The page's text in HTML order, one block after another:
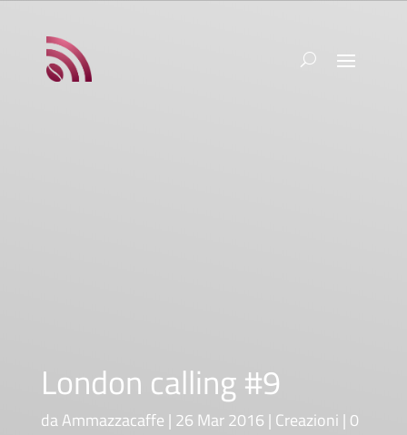
London calling #9
daAmmazzacaffe 26 Mar 2016 Creazioni 0